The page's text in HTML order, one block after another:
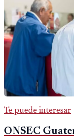
Te puede interesar
ONSEC